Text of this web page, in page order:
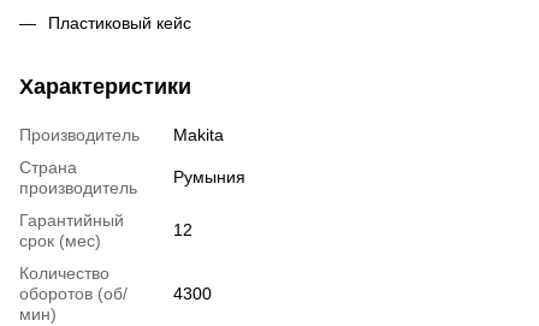
Пластиковый кейс
Характеристики
Производитель
Makita
Страна
производитель
Румыния
Гарантийный
срок (мес)
12
Количество
оборотов (об/
мин)
4300